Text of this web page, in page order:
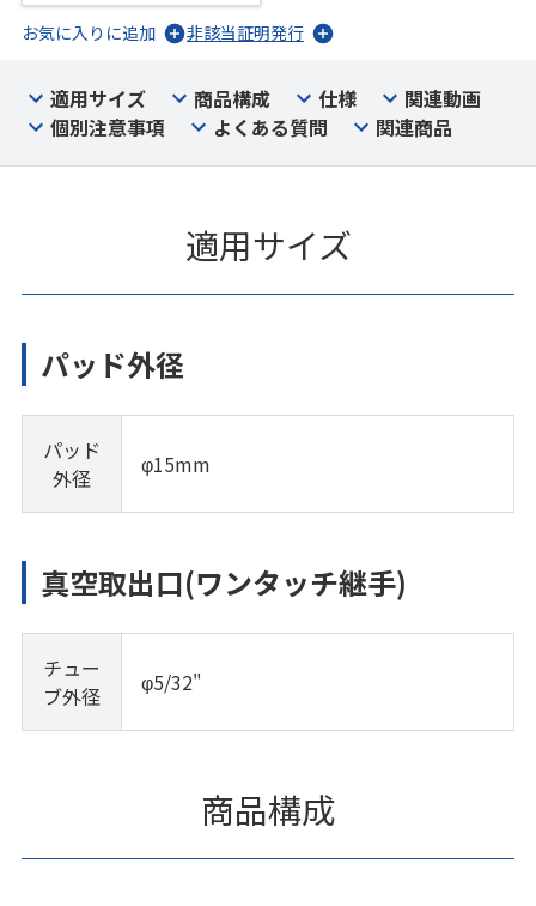
お気に入りに追加
非該当証明発行
適用サイズ 商品構成 仕様
関連動画
個別注意事項
よくある質問 関連商品
適用サイズ
パッド外径
パッド
外径
φ15mm
真空取出口(ワンタッチ継手)
チュー
ブ外径
φ5/32"
商品構成